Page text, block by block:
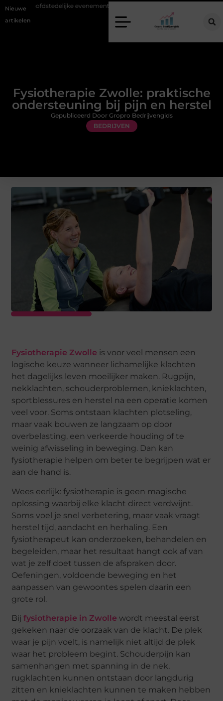
Nieuwe
artikelen
evenementen Alles over flexibele inzet van personeel
Fysiotherapie Zwolle: praktische
ondersteuning bij pijn en herstel
BEDRIJVEN
Gepubliceerd Door Gropro Bedrijvengids
Fysiotherapie Zwolle is voor veel mensen een
logische keuze wanneer lichamelijke klachten
het dagelijks leven moeilijker maken. Rugpijn,
nekklachten, schouderproblemen, knieklachten,
sportblessures en herstel na een operatie komen
veel voor. Soms ontstaan klachten plotseling,
maar vaak bouwen ze langzaam op door
overbelasting, een verkeerde houding of te
weinig afwisseling in beweging. Dan kan
fysiotherapie helpen om beter te begrijpen wat er
aan de hand is.
Wees eerlijk: fysiotherapie is geen magische
oplossing waarbij elke klacht direct verdwijnt.
Soms voel je snel verbetering, maar vaak vraagt
herstel tijd, aandacht en herhaling. Een
fysiotherapeut kan onderzoeken, behandelen en
begeleiden, maar het resultaat hangt ook af van
wat je zelf doet tussen de afspraken door.
Oefeningen, voldoende beweging en het
aanpassen van gewoontes spelen daarin een
grote rol.
Bijfysiotherapie in Zwolle wordt meestal eerst
gekeken naar de oorzaak van de klacht. De plek
waar je pijn voelt, is namelijk niet altijd de plek
waar het probleem begint. Schouderpijn kan
samenhangen met spanning in de nek,
rugklachten kunnen ontstaan door langdurig
zitten en knieklachten kunnen te maken hebben